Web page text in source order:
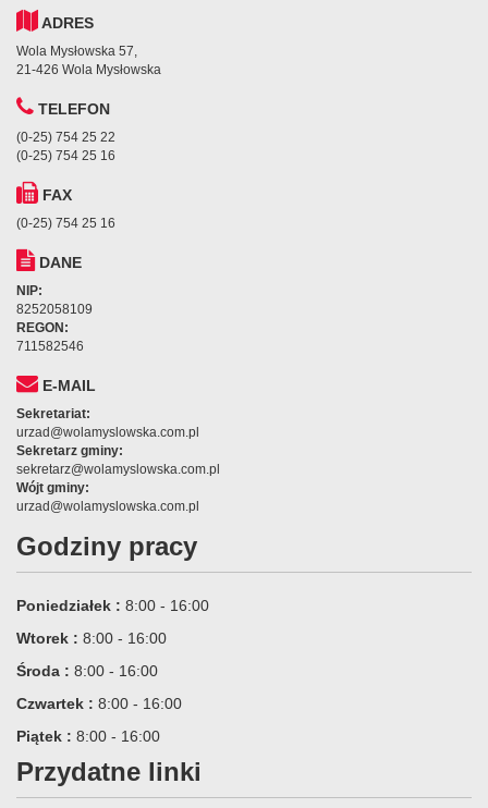
ADRES
Wola Mysłowska 57,
21-426 Wola Mysłowska
TELEFON
(0-25) 754 25 22
(0-25) 754 25 16
FAX
(0-25) 754 25 16
DANE
NIP:
8252058109
REGON:
711582546
E-MAIL
Sekretariat:
urzad@wolamyslowska.com.pl
Sekretarz gminy:
sekretarz@wolamyslowska.com.pl
Wójt gminy:
urzad@wolamyslowska.com.pl
Godziny pracy
Poniedziałek : 8:00 - 16:00
Wtorek : 8:00 - 16:00
Środa : 8:00 - 16:00
Czwartek : 8:00 - 16:00
Piątek : 8:00 - 16:00
Przydatne linki